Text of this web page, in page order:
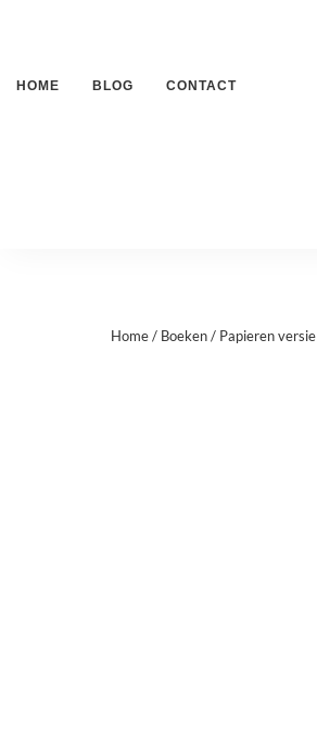
HOME BLOG CONTACT
Home/ Boeken/ Papieren versie